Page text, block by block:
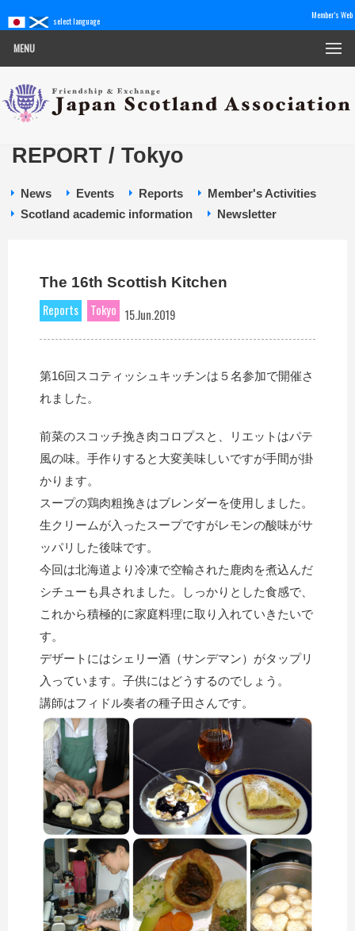
select language
Member's Web
MENU
REPORT / Tokyo
News Events Reports
Member's Activities
Scotland academic information
Newsletter
The 16th Scottish Kitchen
Reports
Tokyo 15.Jun.2019
第16回スコティッシュキッチンは５名参加で開催さ
れました。
前菜のスコッチ挽き肉コロプスと、リエットはパテ
風の味。手作りすると大変美味しいですが手間が掛
かります。
スープの鶏肉粗挽きはブレンダーを使用しました。
生クリームが入ったスープですがレモンの酸味がサ
ッパリした後味です。
今回は北海道より冷凍で空輸された鹿肉を煮込んだ
シチューも具されました。しっかりとした食感で、
これから積極的に家庭料理に取り入れていきたいで
す。
デザートにはシェリー酒（サンデマン）がタップリ
入っています。子供にはどうするのでしょう。
講師はフィドル奏者の種子田さんです。